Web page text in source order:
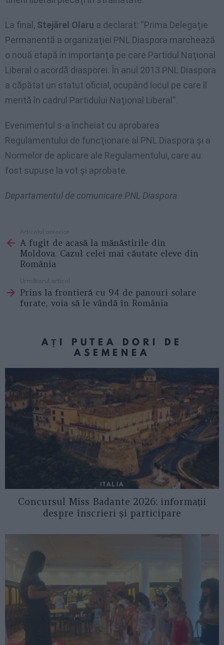
La final, Stejărel Olaru a declarat: “Prima Delegaţie
Permanentă a organizaţiei PNL Diaspora marchează
o nouă etapă în importanţa pe care Partidul Naţional
Liberal o acordă diasporei. În anul 2013 PNL Diaspora
a căpătat un statut oficial, ocupând locul pe care îl
merită în cadrul Partidului Naţional Liberal“.
Evenimentul s-a încheiat cu aprobarea
Regulamentului de funcţionare al PNL Diaspora şi a
Normelor de aplicare ale Regulamentului, care au
fost supuse la vot şi aprobate.
Departamentul de comunicare PNL Diaspora
more
Articolul anterior
A fugit de acasă la mănăstirile din
Moldova. Cazul celei mai căutate eleve din
România
Următorul articol
Prins la frontieră cu 94 de panouri solare
furate, voia să le vândă în România
AȚI PUTEA DORI DE
ASEMENEA
ITALIA
Concursul Miss Badante 2026: informații
despre înscrieri și participare